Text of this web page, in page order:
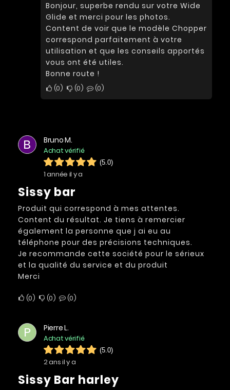
Bonjour, superbe rendu sur votre Wide
Glide et merci pour les photos.
Content de voir que le modèle Chopper
correspond parfaitement à votre
utilisation et que les conseils apportés
vous ont été utiles.
Bonne route !
0 0 0
B Bruno M.
Achat vérifié
(5.0)
1 année il y a
Sissy bar
Produit qui correspond à mes attentes.
Content du résultat. Je tiens à remercier
également la personne que j ai eu au
téléphone pour des précisions techniques.
Je recommande cette société pour le sérieux
et la qualité du service et du produit
Merci
0 0 0
P Pierre L.
Achat vérifié
(5.0)
2 ans il y a
Sissy Bar harley